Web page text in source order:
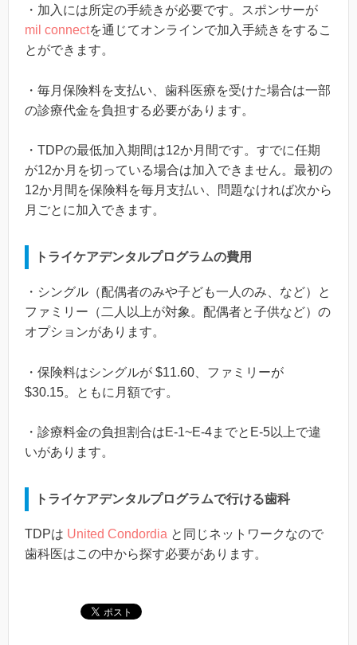
・加入には所定の手続きが必要です。スポンサーが
mil connectを通じてオンラインで加入手続きをするこ
とができます。
・毎月保険料を支払い、歯科医療を受けた場合は一部
の診療代金を負担する必要があります。
・TDPの最低加入期間は12か月間です。すでに任期
が12か月を切っている場合は加入できません。最初の
12か月間を保険料を毎月支払い、問題なければ次から
月ごとに加入できます。
トライケアデンタルプログラムの費用
・シングル（配偶者のみや子ども一人のみ、など）と
ファミリー（二人以上が対象。配偶者と子供など）の
オプションがあります。
・保険料はシングルが $11.60、ファミリーが
$30.15。ともに月額です。
・診療料金の負担割合はE-1~E-4までとE-5以上で違
いがあります。
トライケアデンタルプログラムで行ける歯科
TDPは United Condordia と同じネットワークなので
歯科医はこの中から探す必要があります。